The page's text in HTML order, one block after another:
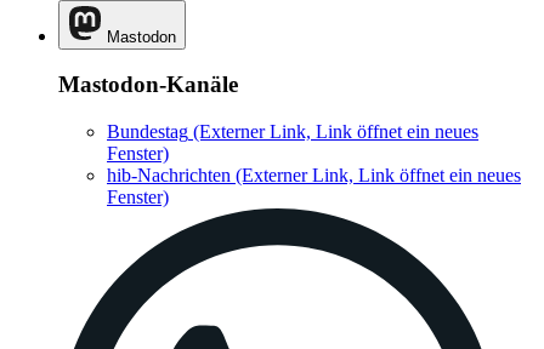
Mastodon
Mastodon-Kanäle
Bundestag (Externer Link, Link öffnet ein neues
Fenster)
hib-Nachrichten (Externer Link, Link öffnet ein neues
Fenster)